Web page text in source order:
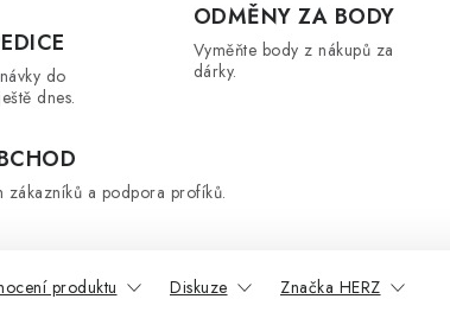
do
dnes.
ODMĚNY ZA BODY
Vyměňte body z nákupů za
dárky.
zákazníků a podpora profíků.
produktu Diskuze Značka HERZ